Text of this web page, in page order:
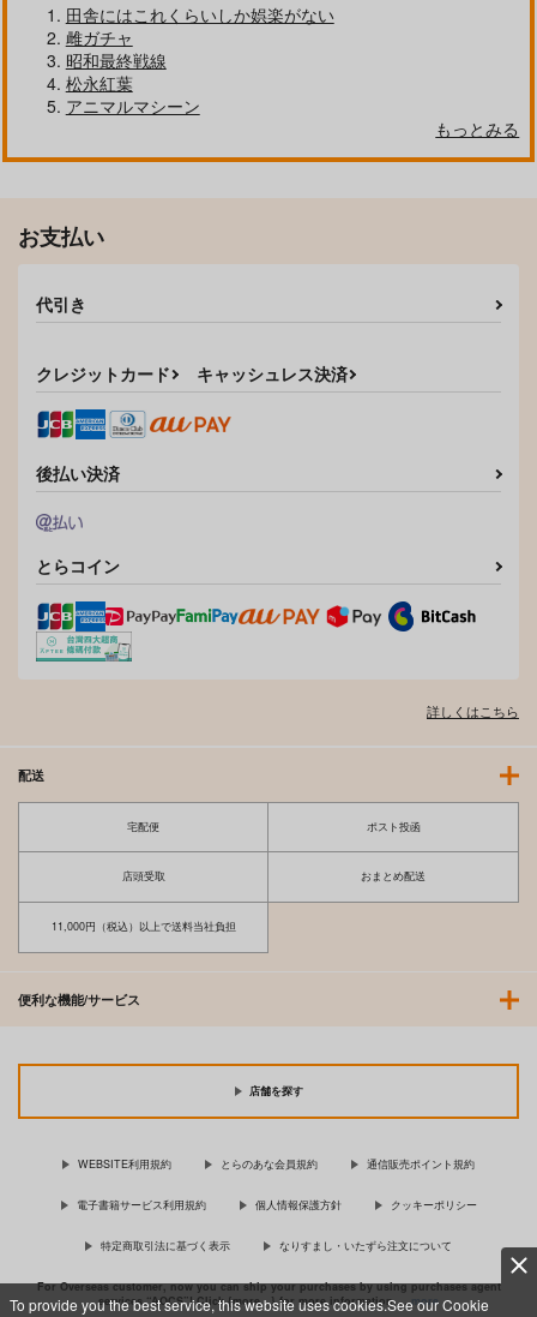
To provide you the best service, this website uses cookies.See our Cookie
田舎にはこれくらいしか娯楽がない
雌ガチャ
昭和最終戦線
松永紅葉
アニマルマシーン
もっとみる
お支払い
代引き
クレジットカード キャッシュレス決済
後払い決済
とらコイン
詳しくはこちら
配送
宅配便 ポスト投函
店頭受取 おまとめ配送
11,000円（税込）以上で送料当社負担
便利な機能/サービス
店舗を探す
WEBSITE利用規約 とらのあな会員規約 通信販売ポイント規約
電子書籍サービス利用規約 個人情報保護方針 クッキーポリシー
特定商取引法に基づく表示 なりすまし・いたずら注文について
For Overseas customer, now you can ship your purchases by using purchases agent
services “AOCS”! Click {more…} for more information …more